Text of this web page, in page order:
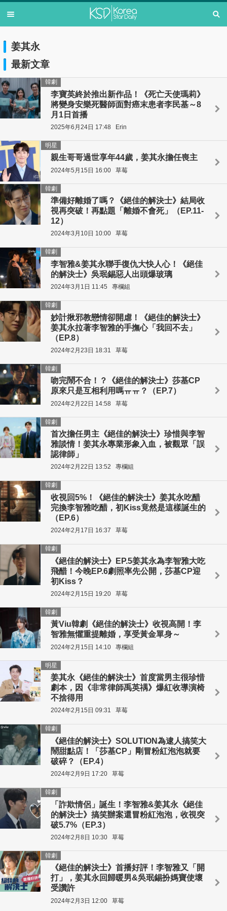
姜其永
最新文章
李寶英終於推出新作品！《死亡天使瑪莉》
將變身安樂死醫師面對癌末患者李民基～8
月1日首播
韓劇
2025年6月24日 17:48 Erin
親生哥哥過世享年44歲，姜其永擔任喪主
明星
2024年5月15日 16:00 草莓
準備好離婚了嗎？《絕佳的解決士》結局收
視再突破！再點題「離婚不會死」（EP.11-
12）
韓劇
2024年3月10日 10:00 草莓
李智雅&姜其永聯手復仇大快人心！《絕佳
的解決士》吳珉錫惡人出頭爆玻璃
韓劇
2024年3月1日 11:45 專欄組
妙計揪邪教戀情卻開虐！《絕佳的解決士》
姜其永拉著李智雅的手撫心「我回不去」
（EP.8）
韓劇
2024年2月23日 18:31 草莓
吻完鬧不合！？《絕佳的解決士》莎基CP
原來只是互相利用嗎ㅠㅠ？（EP.7）
韓劇
2024年2月22日 14:58 草莓
首次擔任男主《絕佳的解決士》珍惜與李智
雅談情！姜其永專業形象入血，被觀眾「誤
認律師」
韓劇
2024年2月22日 13:52 專欄組
收視回5%！《絕佳的解決士》姜其永吃醋
完換李智雅吃醋，初Kiss竟然是這樣誕生的
（EP.6）
韓劇
2024年2月17日 16:37 草莓
《絕佳的解決士》EP.5姜其永為李智雅大吃
飛醋！今晚EP.6劇照率先公開，莎基CP迎
初Kiss？
韓劇
2024年2月15日 19:20 草莓
黃Viu韓劇《絕佳的解決士》收視高開！李
智雅無懼重提離婚，享受黃金單身～
韓劇
2024年2月15日 14:10 專欄組
姜其永《絕佳的解決士》首度當男主很珍惜
劇本，因《非常律師禹英禑》爆紅收導演椅
不捨得用
明星
2024年2月15日 09:31 草莓
《絕佳的解決士》SOLUTION為逮人搞笑大
鬧甜點店！「莎基CP」剛冒粉紅泡泡就要
破碎？（EP.4）
韓劇
2024年2月9日 17:20 草莓
「詐欺情侶」誕生！李智雅&姜其永《絕佳
的解決士》搞笑辦案還冒粉紅泡泡，收視突
破5.7%（EP.3）
韓劇
2024年2月8日 10:30 草莓
《絕佳的解決士》首播好評！李智雅又「開
打」，姜其永回歸暖男&吳珉錫扮媽寶使壞
受讚許
韓劇
2024年2月3日 12:00 草莓